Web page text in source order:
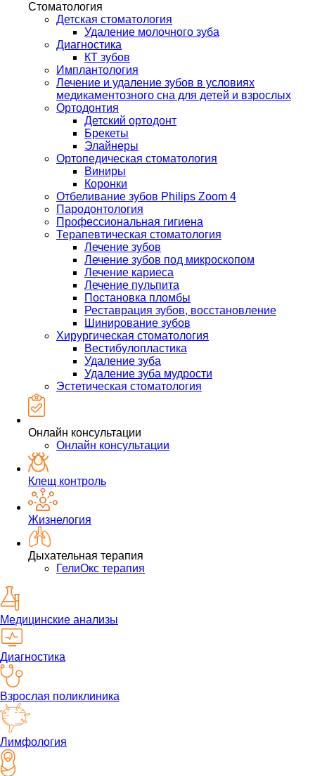
Стоматология
Детская стоматология
Удаление молочного зуба
Диагностика
КТ зубов
Имплантология
Лечение и удаление зубов в условиях
медикаментозного сна для детей и взрослых
Ортодонтия
Детский ортодонт
Брекеты
Элайнеры
Ортопедическая стоматология
Виниры
Коронки
Отбеливание зубов Philips Zoom 4
Пародонтология
Профессиональная гигиена
Терапевтическая стоматология
Лечение зубов
Лечение зубов под микроскопом
Лечение кариеса
Лечение пульпита
Постановка пломбы
Реставрация зубов, восстановление
Шинирование зубов
Хирургическая стоматология
Вестибулопластика
Удаление зуба
Удаление зуба мудрости
Эстетическая стоматология
Онлайн консультации
Онлайн консультации
Клещ контроль
Жизнелогия
Дыхательная терапия
ГелиОкс терапия
Медицинские анализы
Диагностика
Взрослая поликлиника
Лимфология